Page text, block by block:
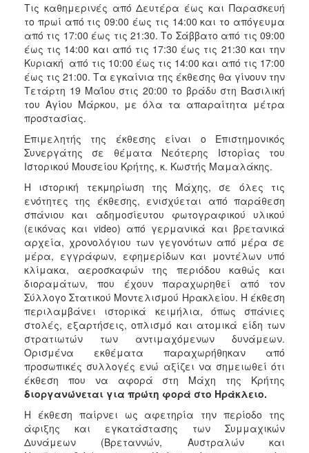
Τις καθημερινές από Δευτέρα έως και Παρασκευή
το πρωί από τις 09:00 έως τις 14:00 και το απόγευμα
από τις 17:00 έως τις 21:30. Το Σάββατο από τις 09:00
έως τις 14:00 και από τις 17:30 έως τις 21:30 και την
Κυριακή από τις 10:00 έως τις 14:00 και από τις 17:00
έως τις 21:00. Τα εγκαίνια της έκθεσης θα γίνουν την
Τετάρτη 19 Μαΐου στις 20:00 το βράδυ στη Βασιλική
του Αγίου Μάρκου, με όλα τα απαραίτητα μέτρα
προστασίας.
Επιμελητής της έκθεσης είναι ο Επιστημονικός
Συνεργάτης σε θέματα Νεότερης Ιστορίας του
Ιστορικού Μουσείου Κρήτης, κ. Κωστής Μαμαλάκης.
Η ιστορική τεκμηρίωση της Μάχης, σε όλες τις
ενότητες της έκθεσης, ενισχύεται από παράθεση
σπάνιου και αδημοσίευτου φωτογραφικού υλικού
(εικόνας και video) από γερμανικά και βρετανικά
αρχεία, χρονολόγιου των γεγονότων από μέρα σε
μέρα, εγγράφων, εφημερίδων και μοντέλων υπό
κλίμακα, αεροσκαφών της περιόδου καθώς και
διοραμάτων, που έχουν παραχωρηθεί από τον
Σύλλογο Στατικού Μοντελισμού Ηρακλείου. Η έκθεση
περιλαμβάνει ιστορικά κειμήλια, όπως σπάνιες
στολές, εξαρτήσεις, οπλισμό και ατομικά είδη των
στρατιωτών των αντιμαχόμενων δυνάμεων.
Ορισμένα εκθέματα παραχωρήθηκαν από
προσωπικές συλλογές ενώ αξίζει να σημειωθεί ότι
έκθεση που να αφορά στη Μάχη της Κρήτης
διοργανώνεται για πρώτη φορά στο Ηράκλειο.
Η έκθεση παίρνει ως αφετηρία την περίοδο της
άφιξης και εγκατάστασης των Συμμαχικών
Δυνάμεων (Βρεταννών, Αυστραλών και